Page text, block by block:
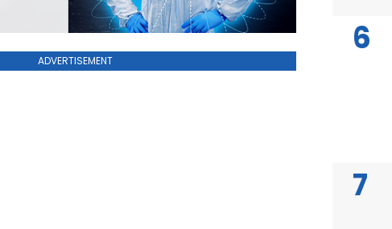
ADVERTISEMENT